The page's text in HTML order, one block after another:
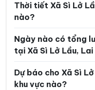
Thời tiết Xã Sì Lở
nào?
Ngày nào có tổng
tại Xã Sì Lở Lầu, Lai
Dự báo cho Xã Sì
khu vực nào?